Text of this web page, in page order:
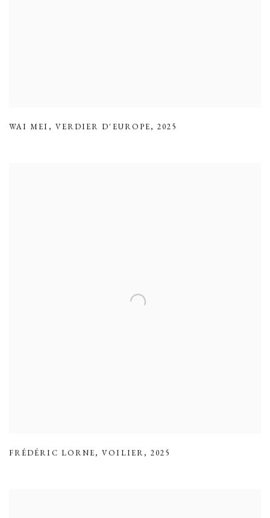
WAI MEI , VERDIER D'EUROPE,2025
FRÉDÉRIC LORNE,VOILIER,2025